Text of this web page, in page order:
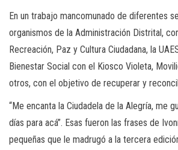
En un trabajo mancomunado de diferentes
organismos de la Administración Distrital,
Recreación, Paz y Cultura Ciudadana, la
Bienestar Social con el Kiosco Violeta,
otros, con el objetivo de recuperar y
“Me encanta la Ciudadela de la Alegría, me
días para acá”. Esas fueron las frases de
pequeñas que le madrugó a la tercera